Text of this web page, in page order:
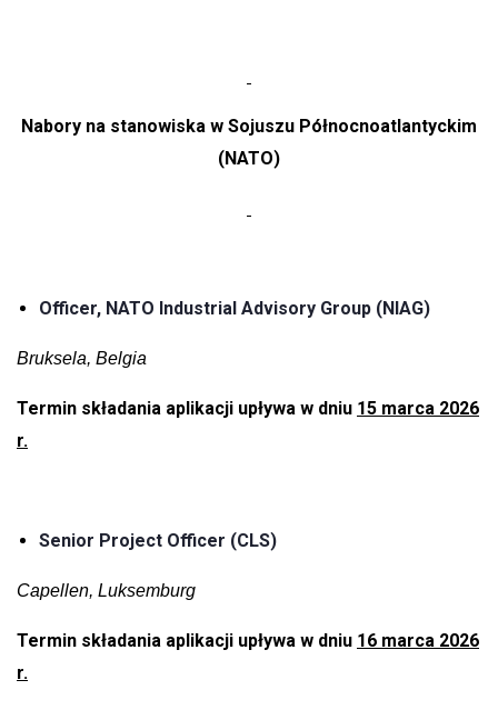
Nabory na stanowiska w Sojuszu Północnoatlantyckim
(NATO)
Officer, NATO Industrial Advisory Group (NIAG)
Bruksela, Belgia
Termin składania aplikacji upływa w dniu 15 marca 2026
r.
Senior Project Officer (CLS)
Capellen, Luksemburg
Termin składania aplikacji upływa w dniu 16 marca 2026
r.